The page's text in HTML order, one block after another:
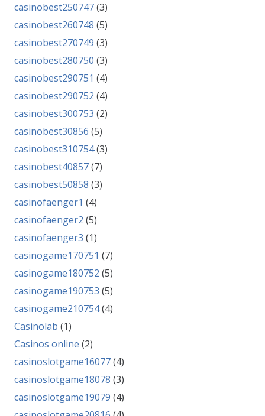
casinobest250747(3)
casinobest260748 (5)
casinobest270749 (3)
casinobest280750 (3)
casinobest290751 (4)
casinobest290752 (4)
casinobest300753 (2)
casinobest30856 (5)
casinobest310754(3)
casinobest40857(7)
casinobest50858 (3)
casinofaenger1 (4)
casinofaenger2 (5)
casinofaenger3 (1)
casinogame170751 (7)
casinogame180752 (5)
casinogame190753 (5)
casinogame210754(4)
Casinolab (1)
Casinos online (2)
casinoslotgame16077(4)
casinoslotgame18078 (3)
casinoslotgame19079 (4)